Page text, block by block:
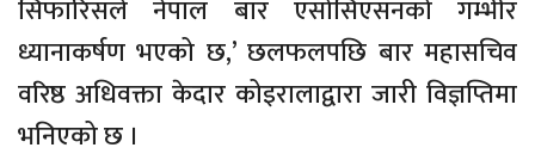
सिफारिसले नेपाल बार एसोसिएसनको गम्भीर
ध्यानाकर्षण भएको छ,’ छलफलपछि बार महासचिव
वरिष्ठ अधिवक्ता केदार कोइरालाद्वारा जारी विज्ञप्तिमा
भनिएको छ ।